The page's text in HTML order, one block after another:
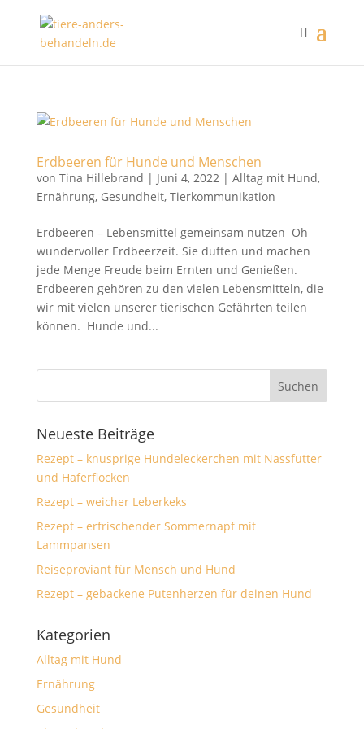
Erdbeeren für Hunde und Menschen
von Tina Hillebrand | Juni 4, 2022| Alltag mit Hund,
Ernährung, Gesundheit, Tierkommunikation
Erdbeeren – Lebensmittel gemeinsam nutzen Oh
wundervoller Erdbeerzeit. Sie duften und machen
jede Menge Freude beim Ernten und Genießen.
Erdbeeren gehören zu den vielen Lebensmitteln, die
wir mit vielen unserer tierischen Gefährten teilen
können. Hunde und...
Neueste Beiträge
Rezept – knusprige Hundeleckerchen mit Nassfutter
und Haferflocken
Rezept – weicher Leberkeks
Rezept – erfrischender Sommernapf mit
Lammpansen
Reiseproviant für Mensch und Hund
Rezept – gebackene Putenherzen für deinen Hund
Kategorien
Alltag mit Hund
Ernährung
Gesundheit